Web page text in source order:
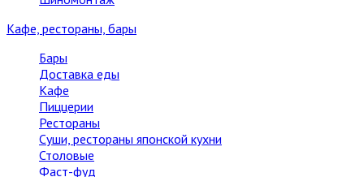
Кафе, рестораны, бары
Бары
Доставка еды
Кафе
Пиццерии
Рестораны
Суши, рестораны японской кухни
Столовые
Фаст-фуд